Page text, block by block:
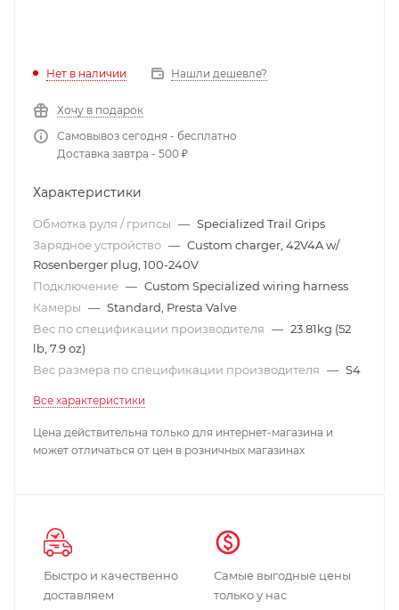
Нет в наличии Нашли дешевле?
Хочу в подарок
Самовывоз сегодня - бесплатно
Доставка завтра - 500 ₽
Характеристики
Обмотка руля / грипсы — Specialized Trail Grips
Зарядное устройство — Custom charger, 42V4A w/
Rosenberger plug, 100-240V
Подключение — Custom Specialized wiring harness
Камеры — Standard, Presta Valve
Вес по спецификации производителя — 23.81kg (52
lb, 7.9 oz)
Вес размера по спецификации производителя — S4
Все характеристики
Цена действительна только для интернет-магазина и
может отличаться от цен в розничных магазинах
Быстро и качественно
доставляем
Самые выгодные цены
только у нас